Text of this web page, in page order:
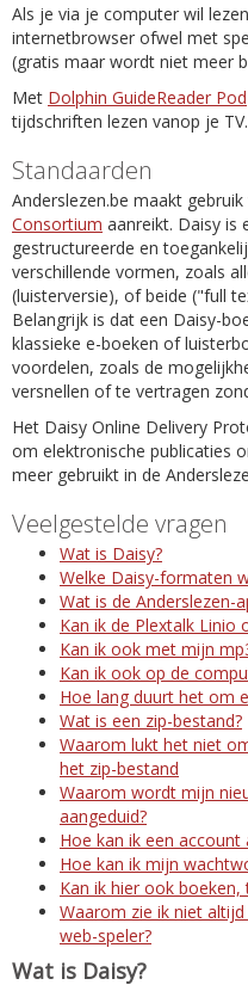
Als je via je computer wil
internetbrowser ofwel met
(gratis maar wordt niet meer
Met Dolphin GuideReader Pod
tijdschriften lezen vanop je TV.
Standaarden
Anderslezen.be maakt
Consortium aanreikt. Daisy is
gestructureerde en
verschillende vormen, zoals
(luisterversie), of beide ("full
Belangrijk is dat een Daisy-
klassieke e-boeken of
voordelen, zoals de
versnellen of te vertragen
Het Daisy Online Delivery
om elektronische publicaties
meer gebruikt in de
Veelgestelde vragen
Wat is Daisy?
Welke Daisy-formaten
Wat is de Anderslezen-
Kan ik de Plextalk Linio
Kan ik ook met mijn
Kan ik ook op de
Hoe lang duurt het om
Wat is een zip-bestand?
Waarom lukt het niet
het zip-bestand
Waarom wordt mijn
aangeduid?
Hoe kan ik een account
Hoe kan ik mijn
Kan ik hier ook
Waarom zie ik niet
web-speler?
Wat is Daisy?